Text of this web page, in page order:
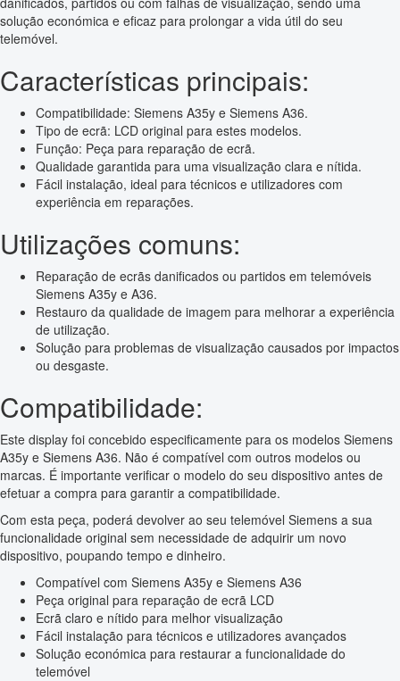
solução económica e eficaz para prolongar a vida útil do seu
telemóvel.
Características principais:
Compatibilidade: Siemens A35y e Siemens A36.
Tipo de ecrã: LCD original para estes modelos.
Função: Peça para reparação de ecrã.
Qualidade garantida para uma visualização clara e nítida.
Fácil instalação, ideal para técnicos e utilizadores com
experiência em reparações.
Utilizações comuns:
Reparação de ecrãs danificados ou partidos em telemóveis
Siemens A35y e A36.
Restauro da qualidade de imagem para melhorar a experiência
de utilização.
Solução para problemas de visualização causados por impactos
ou desgaste.
Compatibilidade:
Este display foi concebido especificamente para os modelos Siemens
A35y e Siemens A36. Não é compatível com outros modelos ou
marcas. É importante verificar o modelo do seu dispositivo antes de
efetuar a compra para garantir a compatibilidade.
Com esta peça, poderá devolver ao seu telemóvel Siemens a sua
funcionalidade original sem necessidade de adquirir um novo
dispositivo, poupando tempo e dinheiro.
Compatível com Siemens A35y e Siemens A36
Peça original para reparação de ecrã LCD
Ecrã claro e nítido para melhor visualização
Fácil instalação para técnicos e utilizadores avançados
Solução económica para restaurar a funcionalidade do
telemóvel